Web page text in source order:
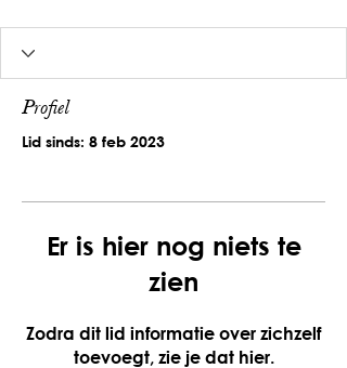
Profiel
Lid sinds: 8 feb 2023
Er is hier nog niets te
zien
Zodra dit lid informatie over zichzelf
toevoegt, zie je dat hier.